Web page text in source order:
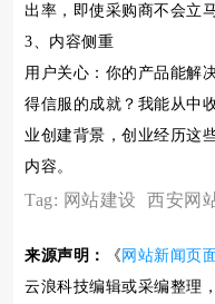
出率，即使采购商不会立
3、内容侧重
用户关心：你的产品能解
得信服的成就？我能从中
业创建背景，创业经历这
内容。
Tag: 网站建设 西安网
来源声明： 《 网站新闻页
云浪科技编辑或采编整理